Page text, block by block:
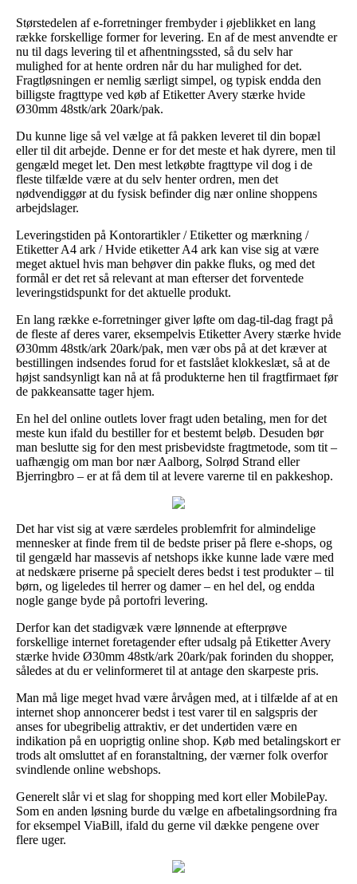
Størstedelen af e-forretninger frembyder i øjeblikket en lang
række forskellige former for levering. En af de mest anvendte er
nu til dags levering til et afhentningssted, så du selv har
mulighed for at hente ordren når du har mulighed for det.
Fragtløsningen er nemlig særligt simpel, og typisk endda den
billigste fragttype ved køb af Etiketter Avery stærke hvide
Ø30mm 48stk/ark 20ark/pak.
Du kunne lige så vel vælge at få pakken leveret til din bopæl
eller til dit arbejde. Denne er for det meste et hak dyrere, men til
gengæld meget let. Den mest letkøbte fragttype vil dog i de
fleste tilfælde være at du selv henter ordren, men det
nødvendiggør at du fysisk befinder dig nær online shoppens
arbejdslager.
Leveringstiden på Kontorartikler / Etiketter og mærkning /
Etiketter A4 ark / Hvide etiketter A4 ark kan vise sig at være
meget aktuel hvis man behøver din pakke fluks, og med det
formål er det ret så relevant at man efterser det forventede
leveringstidspunkt for det aktuelle produkt.
En lang række e-forretninger giver løfte om dag-til-dag fragt på
de fleste af deres varer, eksempelvis Etiketter Avery stærke hvide
Ø30mm 48stk/ark 20ark/pak, men vær obs på at det kræver at
bestillingen indsendes forud for et fastslået klokkeslæt, så at de
højst sandsynligt kan nå at få produkterne hen til fragtfirmaet før
de pakkeansatte tager hjem.
En hel del online outlets lover fragt uden betaling, men for det
meste kun ifald du bestiller for et bestemt beløb. Desuden bør
man beslutte sig for den mest prisbevidste fragtmetode, som tit –
uafhængig om man bor nær Aalborg, Solrød Strand eller
Bjerringbro – er at få dem til at levere varerne til en pakkeshop.
Det har vist sig at være særdeles problemfrit for almindelige
mennesker at finde frem til de bedste priser på flere e-shops, og
til gengæld har massevis af netshops ikke kunne lade være med
at nedskære priserne på specielt deres bedst i test produkter – til
børn, og ligeledes til herrer og damer – en hel del, og endda
nogle gange byde på portofri levering.
Derfor kan det stadigvæk være lønnende at efterprøve
forskellige internet foretagender efter udsalg på Etiketter Avery
stærke hvide Ø30mm 48stk/ark 20ark/pak forinden du shopper,
således at du er velinformeret til at antage den skarpeste pris.
Man må lige meget hvad være årvågen med, at i tilfælde af at en
internet shop annoncerer bedst i test varer til en salgspris der
anses for ubegribelig attraktiv, er det undertiden være en
indikation på en uoprigtig online shop. Køb med betalingskort er
trods alt omsluttet af en foranstaltning, der værner folk overfor
svindlende online webshops.
Generelt slår vi et slag for shopping med kort eller MobilePay.
Som en anden løsning burde du vælge en afbetalingsordning fra
for eksempel ViaBill, ifald du gerne vil dække pengene over
flere uger.